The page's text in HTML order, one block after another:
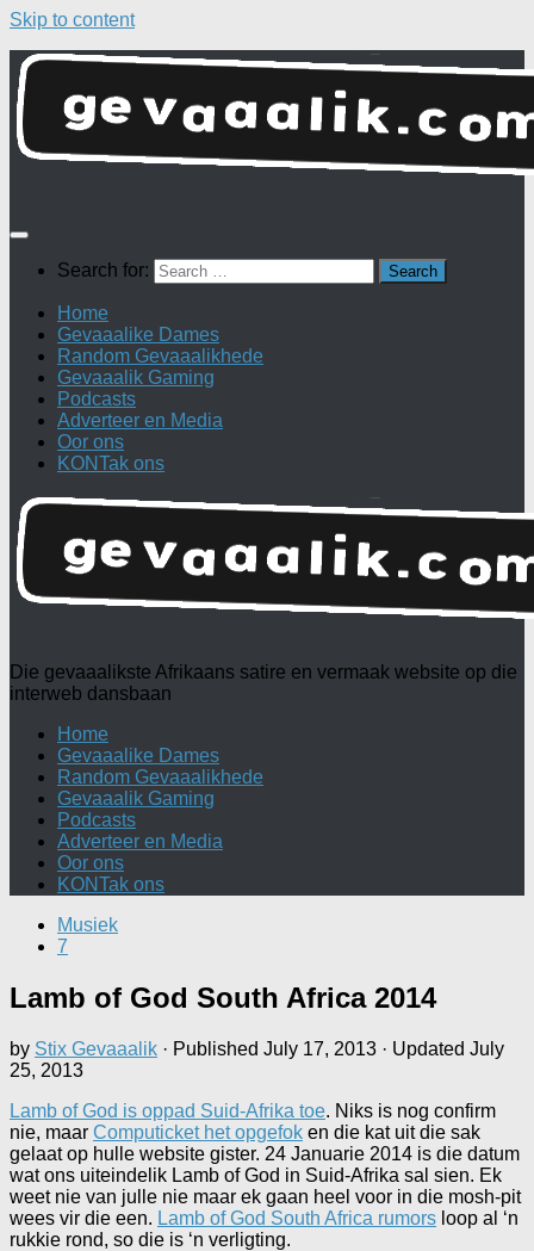
Skip to content
Search for:
Home
Gevaaalike Dames
Random Gevaaalikhede
Gevaaalik Gaming
Podcasts
Adverteer en Media
Oor ons
KONTak ons
Die gevaaalikste Afrikaans satire en vermaak website op die
interweb dansbaan
Home
Gevaaalike Dames
Random Gevaaalikhede
Gevaaalik Gaming
Podcasts
Adverteer en Media
Oor ons
KONTak ons
Musiek
7
Lamb of God South Africa 2014
by Stix Gevaaalik · Published July 17, 2013 · Updated July
25, 2013
Lamb of God is oppad Suid-Afrika toe. Niks is nog confirm
nie, maar Computicket het opgefok en die kat uit die sak
gelaat op hulle website gister. 24 Januarie 2014 is die datum
wat ons uiteindelik Lamb of God in Suid-Afrika sal sien. Ek
weet nie van julle nie maar ek gaan heel voor in die mosh-pit
wees vir die een. Lamb of God South Africa rumors loop al ‘n
rukkie rond, so die is ‘n verligting.